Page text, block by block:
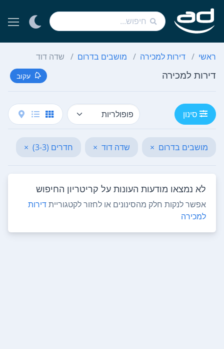
ראשי דירות למכירה מושבים בדרום שדה דוד
דירות למכירה עקוב
סינון
מושבים בדרום × שדה דוד × חדרים (3-3) ×
לא נמצאו מודעות העונות על קריטריון החיפוש
אפשר לנקות חלק מהסינונים או לחזור לקטגורייתדירות
למכירה